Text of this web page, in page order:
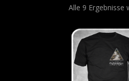
Alle 9 Ergebnisse